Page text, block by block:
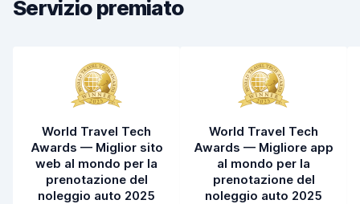
Pulizia del veicolo
Servizio premiato
World Travel Tech
Awards — Miglior sito
web al mondo per la
prenotazione del
noleggio auto 2025
World Travel Tech
Awards — Migliore app
al mondo per la
prenotazione del
noleggio auto 2025